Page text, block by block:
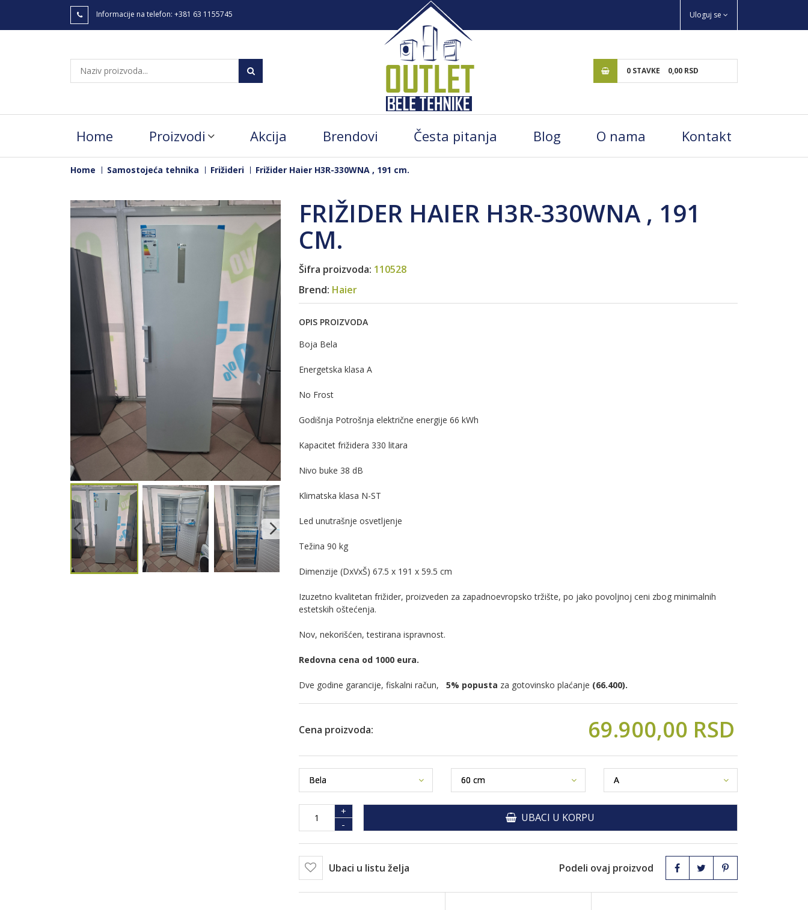
Informacije na telefon: +381 63 1155745 Uloguj se
0 STAVKE 0,00 RSD
Home Proizvodi Akcija Brendovi Česta pitanja Blog O nama Kontakt
Home Samostojeća tehnika Frižideri Frižider Haier H3R-330WNA , 191 cm.
FRIŽIDER HAIER H3R-330WNA , 191
CM.
Šifra proizvoda: 110528
Brend: Haier
OPIS PROIZVODA
Boja Bela
Energetska klasa A
No Frost
Godišnja Potrošnja električne energije 66 kWh
Kapacitet frižidera 330 litara
Nivo buke 38 dB
Klimatska klasa N-ST
Led unutrašnje osvetljenje
Težina 90 kg
Dimenzije (DxVxŠ) 67.5 x 191 x 59.5 cm
Izuzetno kvalitetan frižider, proizveden za zapadnoevropsko tržište, po jako povoljnoj ceni zbog minimalnih
estetskih oštećenja.
Nov, nekorišćen, testirana ispravnost.
Redovna cena od 1000 eura.
Dve godine garancije, fiskalni račun, 5% popusta za gotovinsko plaćanje (66.400).
Cena proizvoda: 69.900,00 RSD
+
-
UBACI U KORPU
Ubaci u listu želja Podeli ovaj proizvod